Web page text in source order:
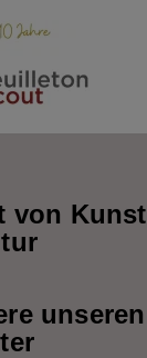
von Kunst
unseren